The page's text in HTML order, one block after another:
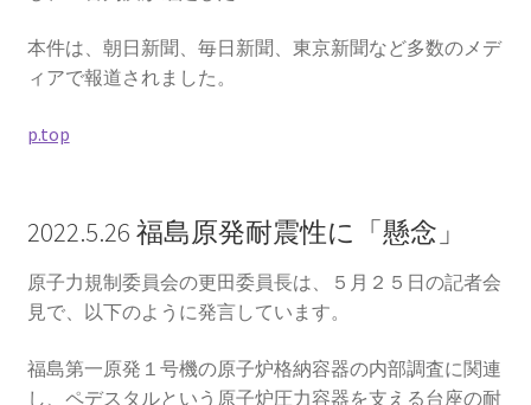
問合せ・メルマガ
本件は、朝日新聞、毎日新聞、東京新聞など多数のメデ
ィアで報道されました。
p.top
2022.5.26 福島原発耐震性に「懸念」
原子力規制委員会の更田委員長は、５月２５日の記者会
見で、以下のように発言しています。
福島第一原発１号機の原子炉格納容器の内部調査に関連
し、ペデスタルという原子炉圧力容器を支える台座の耐